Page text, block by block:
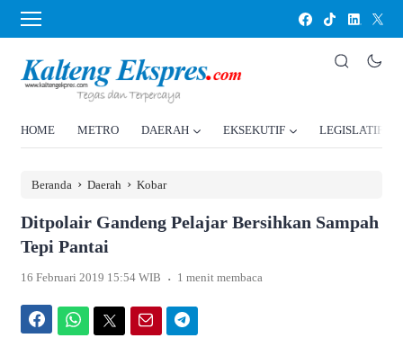
HOME METRO DAERAH EKSEKUTIF LEGISLATIF
Beranda › Daerah › Kobar
Ditpolair Gandeng Pelajar Bersihkan Sampah
Tepi Pantai
16 Februari 2019 15:54 WIB . 1 menit membaca